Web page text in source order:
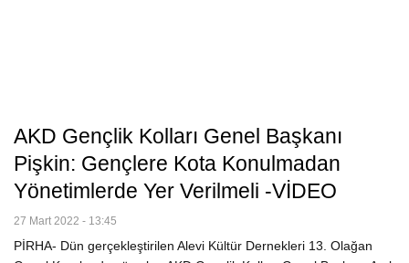
AKD Gençlik Kolları Genel Başkanı
Pişkin: Gençlere Kota Konulmadan
Yönetimlerde Yer Verilmeli -VİDEO
27 Mart 2022 - 13:45
PİRHA- Dün gerçekleştirilen Alevi Kültür Dernekleri 13. Olağan